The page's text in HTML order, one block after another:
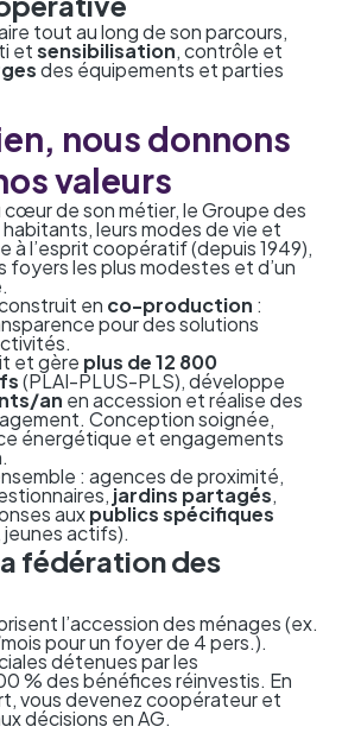
tout au long de son parcours,
etsensibilisation, contrôle et
des équipements et parties
nous donnons
valeurs
cœur de son métier, le Groupe des
leurs modes de vie et
à l’esprit coopératif (depuis 1949),
foyers les plus modestes et d’un
en co-production :
pour des solutions
et gère plus de 12 800
(PLAI-PLUS-PLS), développe
an en accession et réalise des
Conception soignée,
énergétique et engagements
: agences de proximité,
jardins partagés,
auxpublics spécifiques
actifs).
fédération des
l’accession des ménages (ex.
pour un foyer de 4 pers.).
détenues par les
% des bénéfices réinvestis. En
vous devenez coopérateur et
décisions en AG.